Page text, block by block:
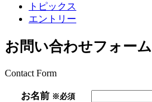
トピックス
エントリー
お問い合わせフォーム
Contact Form
お名前 ※必須